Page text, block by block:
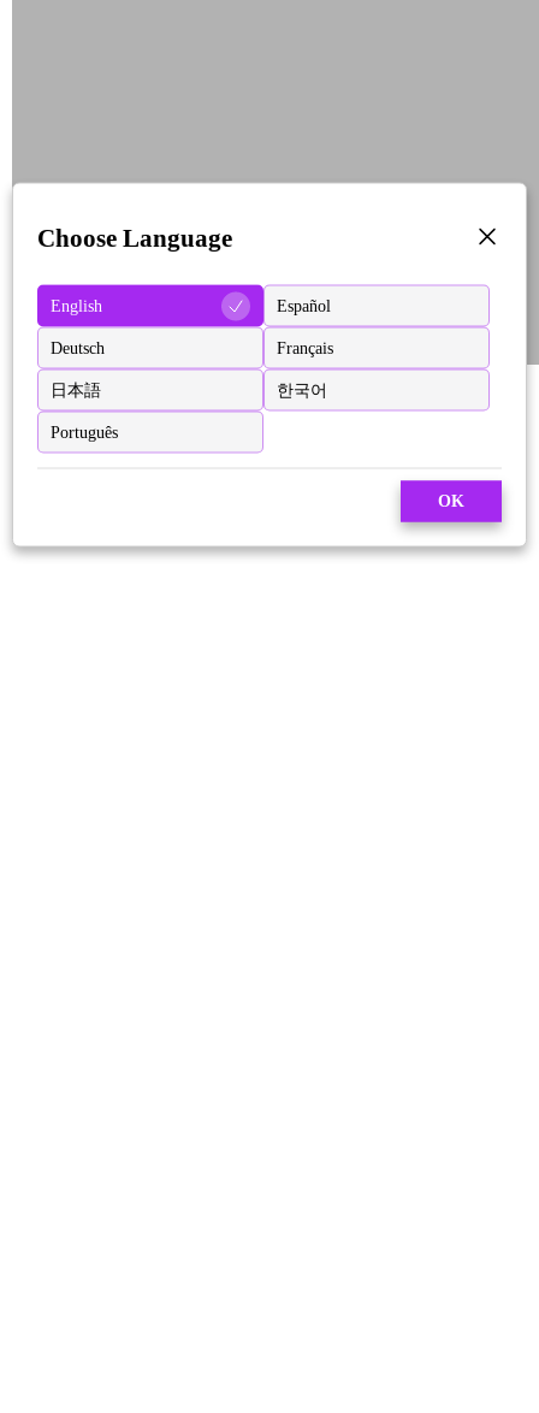
Choose Language
English Español
Deutsch Français
日本語 한국어
Português
OK